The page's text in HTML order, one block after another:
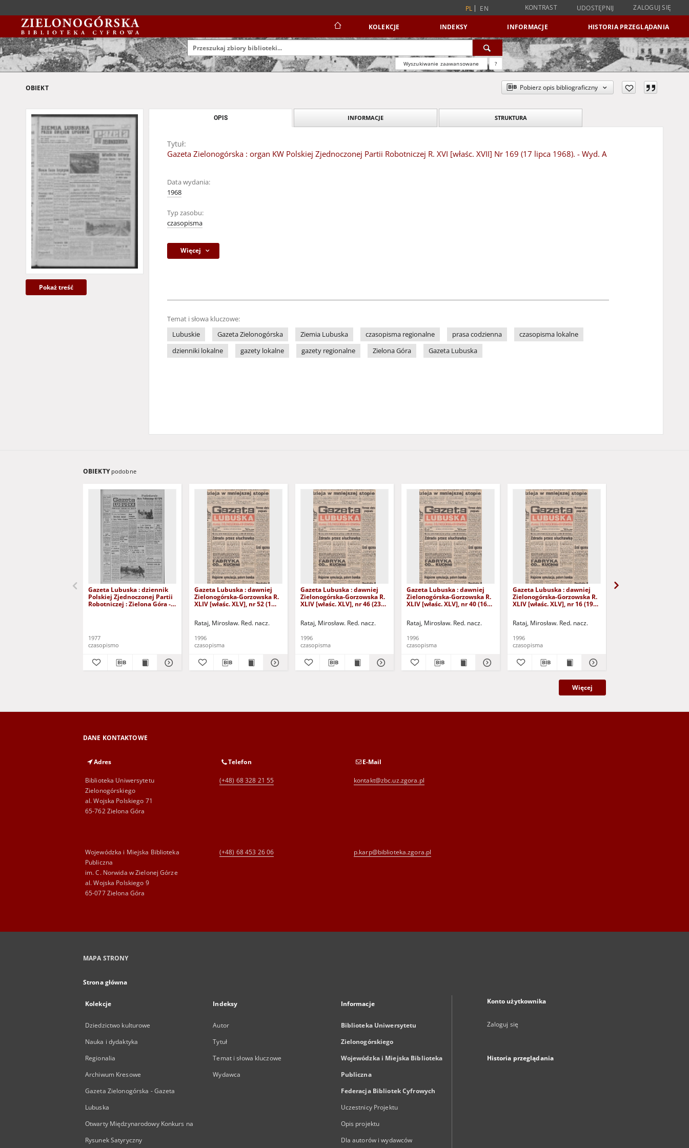
PL EN KONTRAST UDOSTĘPNIJ ZALOGUJ SIĘ
KOLEKCJE INDEKSY INFORMACJE HISTORIA PRZEGLĄDANIA
Wyszukiwanie zaawansowane ?
OBIEKT Pobierz opis bibliograficzny
Pokaż treść
OPIS INFORMACJE STRUKTURA
Tytuł:
Gazeta Zielonogórska : organ KW Polskiej Zjednoczonej Partii Robotniczej R. XVI [właśc. XVII] Nr 169 (17 lipca 1968). - Wyd. A
Data wydania:
1968
Typ zasobu:
czasopisma
Więcej
Temat i słowa kluczowe:
Lubuskie
Gazeta Zielonogórska Ziemia Lubuska czasopisma regionalne prasa codzienna
czasopisma lokalne
dzienniki lokalne
gazety lokalne gazety regionalne Zielona Góra Gazeta Lubuska
OBIEKTY podobne
Gazeta Lubuska : dziennik
Polskiej Zjednoczonej Partii
Robotniczej : Zielona Góra -
1977
czasopismo
Gazeta Lubuska : dawniej
Zielonogórska-Gorzowska R.
XLIV [właśc. XLV], nr 52 (1
Rataj, Mirosław. Red. nacz.
1996
czasopisma
Gazeta Lubuska : dawniej
Zielonogórska-Gorzowska R.
XLIV [właśc. XLV], nr 46 (23
Rataj, Mirosław. Red. nacz.
1996
czasopisma
Gazeta Lubuska : dawniej
Zielonogórska-Gorzowska R.
XLIV [właśc. XLV], nr 40 (16
Rataj, Mirosław. Red. nacz.
1996
czasopisma
Gazeta Lubuska : dawniej
Zielonogórska-Gorzowska R.
XLIV [właśc. XLV], nr 16 (19
Rataj, Mirosław. Red. nacz.
1996
czasopisma
Więcej
DANE KONTAKTOWE
Adres
Biblioteka Uniwersytetu
Zielonogórskiego
al. Wojska Polskiego 71
65-762 Zielona Góra
Telefon
(+48) 68 328 21 55
E-Mail
kontakt@zbc.uz.zgora.pl
Wojewódzka i Miejska Biblioteka
Publiczna
im. C. Norwida w Zielonej Górze
al. Wojska Polskiego 9
65-077 Zielona Góra
(+48) 68 453 26 06 p.karp@biblioteka.zgora.pl
MAPA STRONY
Strona główna
Kolekcje
Dziedzictwo kulturowe
Nauka i dydaktyka
Regionalia
Archiwum Kresowe
Gazeta Zielonogórska - Gazeta
Lubuska
Otwarty Międzynarodowy Konkurs na
Rysunek Satyryczny
Indeksy
Autor
Tytuł
Temat i słowa kluczowe
Wydawca
Informacje
Biblioteka Uniwersytetu
Zielonogórskiego
Wojewódzka i Miejska Biblioteka
Publiczna
Federacja Bibliotek Cyfrowych
Uczestnicy Projektu
Opis projektu
Dla autorów i wydawców
Konto użytkownika
Zaloguj się
Historia przeglądania